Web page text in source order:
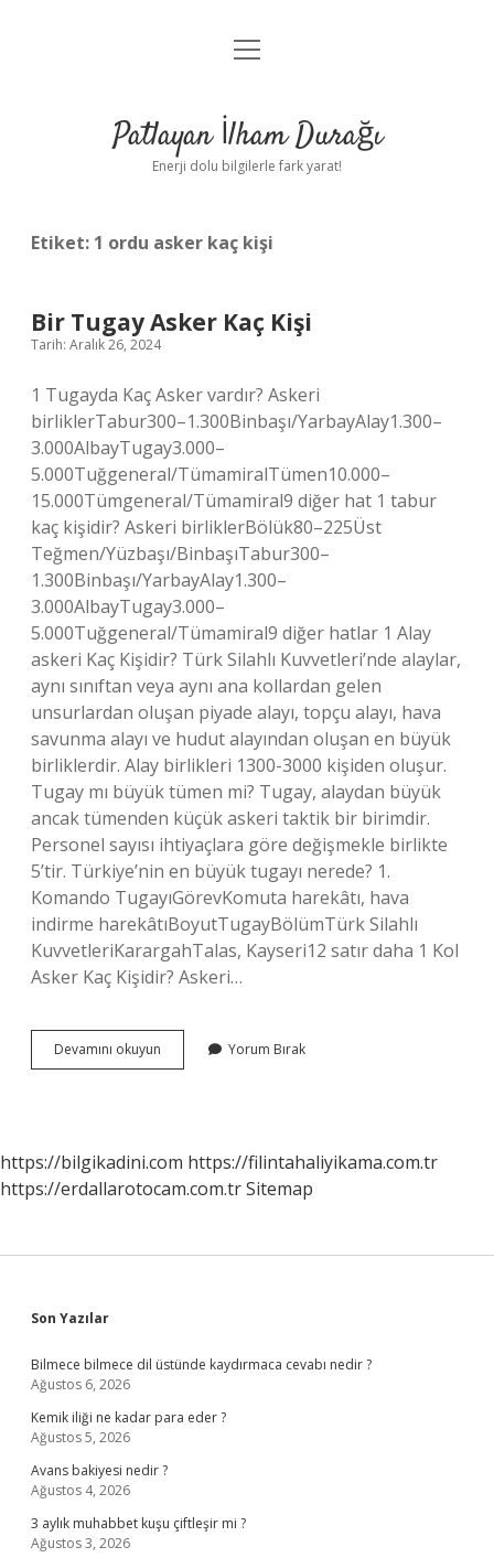
Anasayfa
Yasal Uyarı
menüyü
Patlayan İlham Durağı
Enerji dolu bilgilerle fark yarat!
Etiket: 1 ordu asker kaç kişi
Bir Tugay Asker Kaç Kişi
Tarih: Aralık 26, 2024
1 Tugayda Kaç Asker vardır? Askeri
birliklerTabur300–1.300Binbaşı/YarbayAlay1.300–
3.000AlbayTugay3.000–
5.000Tuğgeneral/TümamiralTümen10.000–
15.000Tümgeneral/Tümamiral9 diğer hat 1 tabur
kaç kişidir? Askeri birliklerBölük80–225Üst
Teğmen/Yüzbaşı/BinbaşıTabur300–
1.300Binbaşı/YarbayAlay1.300–
3.000AlbayTugay3.000–
5.000Tuğgeneral/Tümamiral9 diğer hatlar 1 Alay
askeri Kaç Kişidir? Türk Silahlı Kuvvetleri’nde alaylar,
aynı sınıftan veya aynı ana kollardan gelen
unsurlardan oluşan piyade alayı, topçu alayı, hava
savunma alayı ve hudut alayından oluşan en büyük
birliklerdir. Alay birlikleri 1300-3000 kişiden oluşur.
Tugay mı büyük tümen mi? Tugay, alaydan büyük
ancak tümenden küçük askeri taktik bir birimdir.
Personel sayısı ihtiyaçlara göre değişmekle birlikte
5’tir. Türkiye’nin en büyük tugayı nerede? 1.
Komando TugayıGörevKomuta harekâtı, hava
indirme harekâtıBoyutTugayBölümTürk Silahlı
KuvvetleriKarargahTalas, Kayseri12 satır daha 1 Kol
Asker Kaç Kişidir? Askeri…
Devamını okuyun
Tugay
Yorum Bırak
https://bilgikadini.com https://filintahaliyikama.com.tr
https://erdallarotocam.com.trSitemap
Sidebar
Son Yazılar
Bilmece bilmece dil üstünde kaydırmaca cevabı nedir ?
Ağustos 6, 2026
Kemik iliği ne kadar para eder ?
Ağustos 5, 2026
Avans bakiyesi nedir ?
Ağustos 4, 2026
3 aylık muhabbet kuşu çiftleşir mi ?
Ağustos 3, 2026